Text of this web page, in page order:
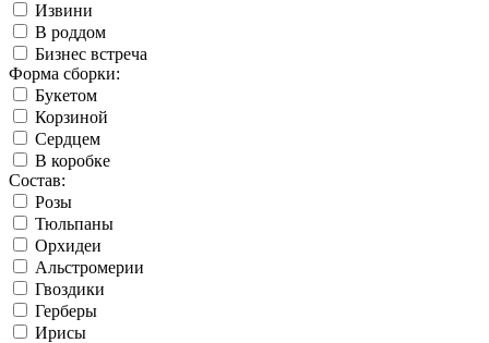
Извини
В роддом
Бизнес встреча
Форма сборки:
Букетом
Корзиной
Сердцем
В коробке
Состав:
Розы
Тюльпаны
Орхидеи
Альстромерии
Гвоздики
Герберы
Ирисы